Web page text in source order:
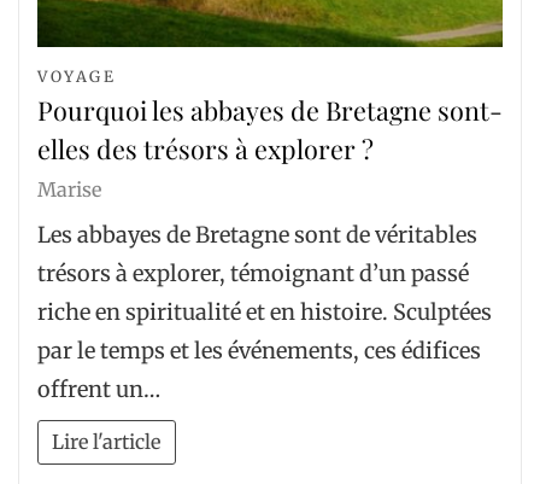
VOYAGE
Pourquoi les abbayes de Bretagne sont-
elles des trésors à explorer ?
Marise
Les abbayes de Bretagne sont de véritables
trésors à explorer, témoignant d’un passé
riche en spiritualité et en histoire. Sculptées
par le temps et les événements, ces édifices
offrent un…
Lire l'article